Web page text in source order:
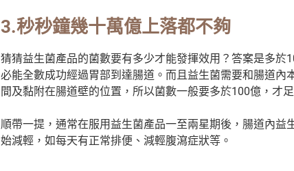
3.秒秒鐘幾十萬億上落都不夠
猜猜益生菌產品的菌數要有多少才能發揮效用？答案是多
必能全數成功經過胃部到達腸道。而且益生菌需要和腸道
間及黏附在腸道壁的位置，所以菌數一般要多於100億，才
順帶一提，通常在服用益生菌產品一至兩星期後，腸道內
始減輕，如每天有正常排便、減輕腹瀉症狀等。